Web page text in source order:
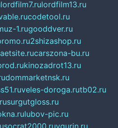
lordfilm7.rulordfilm13.ru
codetool.ru
1.rugooddver.ru
2shizashop.ru
carszona-bu.ru
kinozadrot13.ru
dommarketnsk.ru
veles-doroga.rutb02.ru
surgutgloss.ru
lubov-pic.ru
socrat2000.ruvgurin.ru